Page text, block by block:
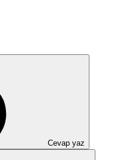
Cevap yaz